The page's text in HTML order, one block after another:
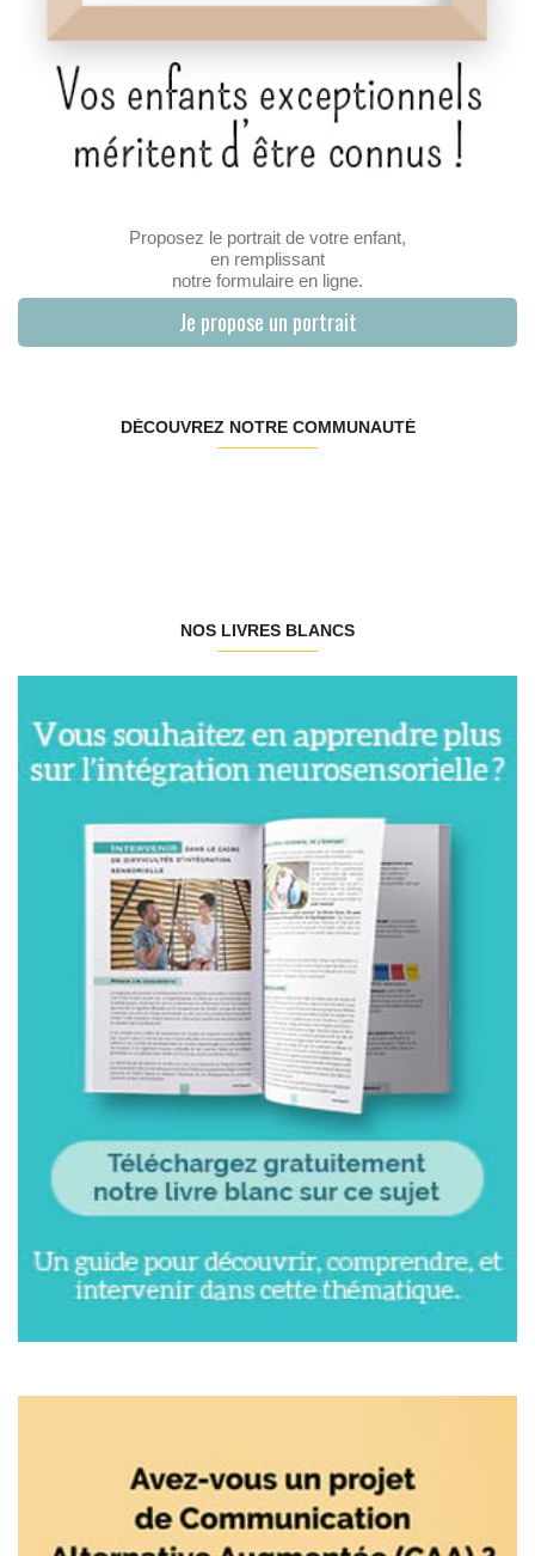
Proposez le portrait de votre enfant,
en remplissant
notre formulaire en ligne.
Je propose un portrait
DÉCOUVREZ NOTRE COMMUNAUTÉ
NOS LIVRES BLANCS